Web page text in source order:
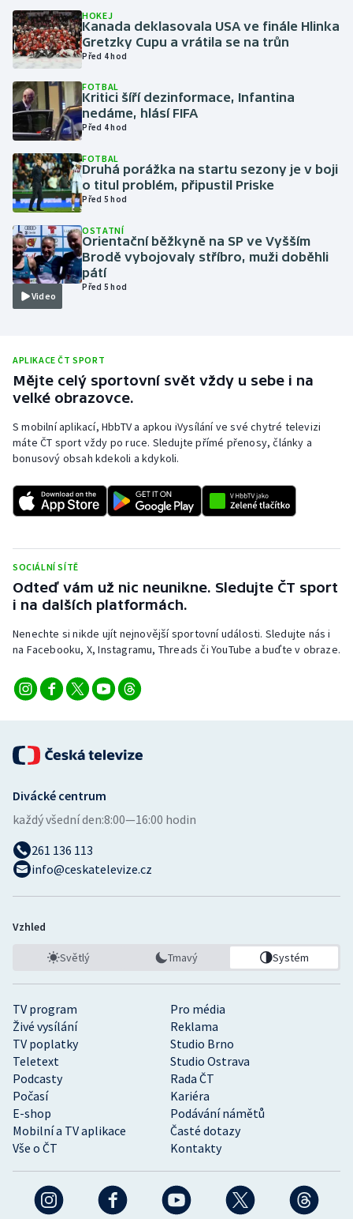
Lezení
Lyže a snowboard
Moderní pětiboj
Motorsport
Olympijské hry
Plavání
Plážový volejbal
Short track
Sportovní střelba
Triatlon
Veslování
Vodní slalom
Volejbal
HOKEJ
Kanada deklasovala USA ve finále Hlinka
Gretzky Cupu a vrátila se na trůn
Před 4 hod
FOTBAL
Kritici šíří dezinformace, Infantina
nedáme, hlásí FIFA
Před 4 hod
FOTBAL
Druhá porážka na startu sezony je v boji
o titul problém, připustil Priske
Před 5 hod
Video
OSTATNÍ
Orientační běžkyně na SP ve Vyšším
Brodě vybojovaly stříbro, muži doběhli
pátí
Před 5 hod
APLIKACE ČT SPORT
Mějte celý sportovní svět vždy u sebe i na
velké obrazovce.
S mobilní aplikací, HbbTV a apkou iVysílání ve své chytré televizi
máte ČT sport vždy po ruce. Sledujte přímé přenosy, články a
bonusový obsah kdekoli a kdykoli.
SOCIÁLNÍ SÍTĚ
Odteď vám už nic neunikne. Sledujte ČT sport
i na dalších platformách.
Nenechte si nikde ujít nejnovější sportovní události. Sledujte nás i
na Facebooku, X, Instagramu, Threads či YouTube a buďte v obraze.
TV program
Pro média
Živé vysílání
Reklama
TV poplatky
Studio Brno
Teletext
Studio Ostrava
Podcasty
Rada ČT
Počasí
Kariéra
E-shop
Podávání námětů
Mobilní a TV aplikace
Časté dotazy
Vše o ČT
Kontakty
Divácké centrum
každý všední den:8:00—16:00 hodin
261 136 113
info@ceskatelevize.cz
Vzhled
Světlý Tmavý Systém